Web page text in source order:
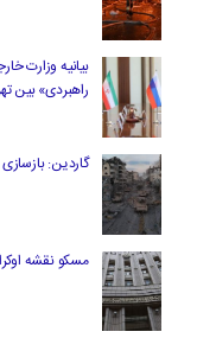
بیانیه وزارت
راهبردی» بین
گاردین:
مسکو نقشه